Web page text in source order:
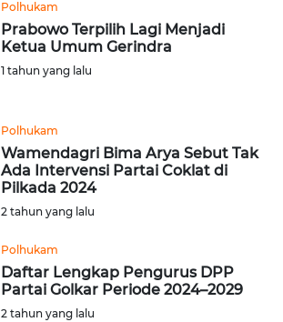
Polhukam
Prabowo Terpilih Lagi Menjadi
Ketua Umum Gerindra
1 tahun yang lalu
Polhukam
Wamendagri Bima Arya Sebut Tak
Ada Intervensi Partai Coklat di
Pilkada 2024
2 tahun yang lalu
Polhukam
Daftar Lengkap Pengurus DPP
Partai Golkar Periode 2024–2029
2 tahun yang lalu